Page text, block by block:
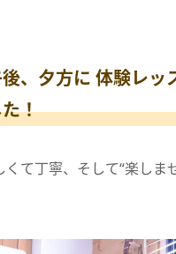
、夕方に 体験レッ
！
て丁寧、そして“楽しま